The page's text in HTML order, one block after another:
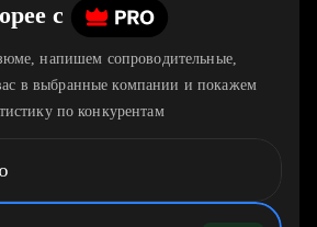
c
напишем сопроводительные,
в выбранные компании и покажем
по конкурентам